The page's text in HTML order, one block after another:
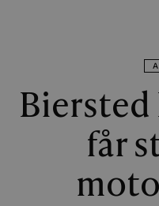
Biersted
får